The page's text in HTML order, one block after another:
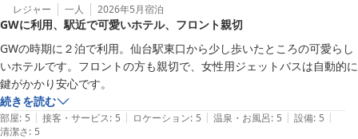
また今後もリピ－トしていただけますよう、更なるサ－ビスの向上
と、真心込めたおもてなしに精進して参りますので、また仙台へお
越しの際は、ぜひ丘のホテルへ足をお運びくださいますようお願い
申し上げます。
お客様のまたのご利用をスタッフ一同、心よりお待ちしておりま
す。
レジャー 一人 2026年5月宿泊
GWに利用、駅近で可愛いホテル、フロント親切
GWの時期に２泊で利用。仙台駅東口から少し歩いたところの可愛らし
いホテルです。フロントの方も親切で、女性用ジェットバスは自動的に
鍵がかかり安心です。
続きを読む
部屋: 5 | 接客・サービス: 5 | ロケーション: 5 | 温泉・お風呂: 5 | 設備: 5 |
清潔さ: 5